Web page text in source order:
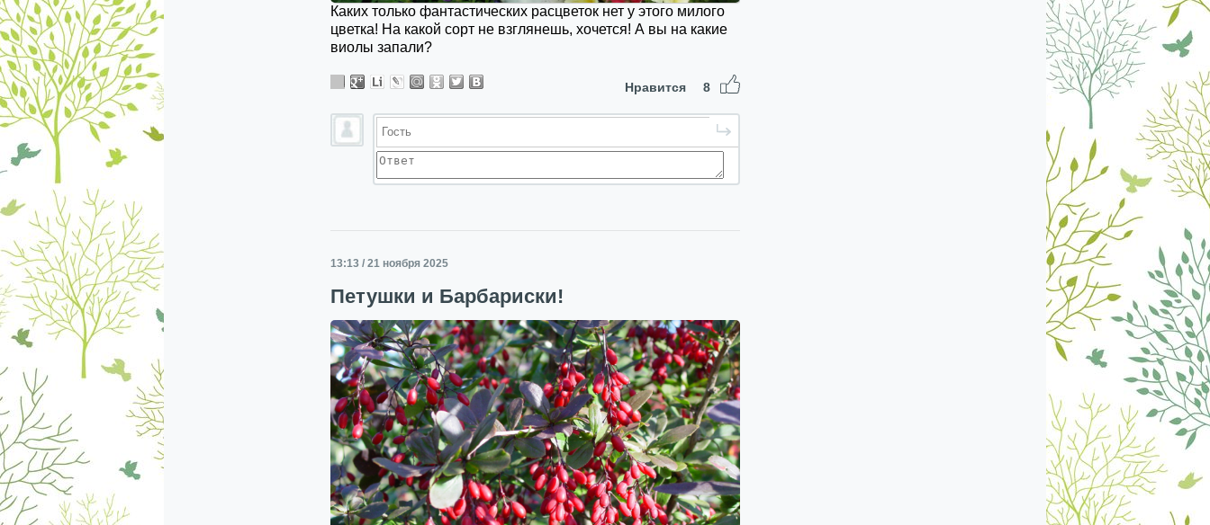
Каких только фантастических расцветок нет у этого милого
цветка! На какой сорт не взглянешь, хочется! А вы на какие
виолы запали?
Нравится 8
13:13 / 21 ноября 2025
Петушки и Барбариски!